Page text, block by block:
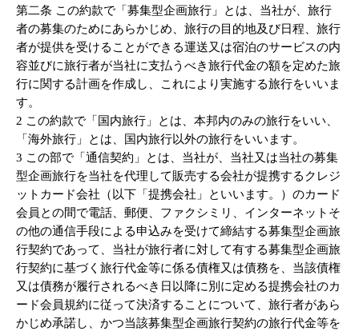
第二条 この約款で「募集型企画旅行」とは、当社が、旅行
者の募集のためにあらかじめ、旅行の目的地及び日程、旅行
者が提供を受けることができる運送又は宿泊のサービスの内
容並びに旅行者が当社に支払うべき旅行代金の額を定めた旅
行に関する計画を作成し、これにより実施する旅行をいいま
す。
2 この約款で「国内旅行」とは、本邦内のみの旅行をいい、
「海外旅行」とは、国内旅行以外の旅行をいいます。
3 この部で「通信契約」とは、当社が、当社又は当社の募集
型企画旅行を当社を代理して販売する会社が提携するクレジ
ットカード会社（以下「提携会社」といいます。）のカード
会員との間で電話、郵便、ファクシミリ、インターネットそ
の他の通信手段による申込みを受けて締結する募集型企画旅
行契約であって、当社が旅行者に対して有する募集型企画旅
行契約に基づく旅行代金等に係る債権又は債務を、当該債権
又は債務が履行されるべき日以降に別に定める提携会社のカ
ード会員規約に従って決済することについて、旅行者があら
かじめ承諾し、かつ当該募集型企画旅行契約の旅行代金等を